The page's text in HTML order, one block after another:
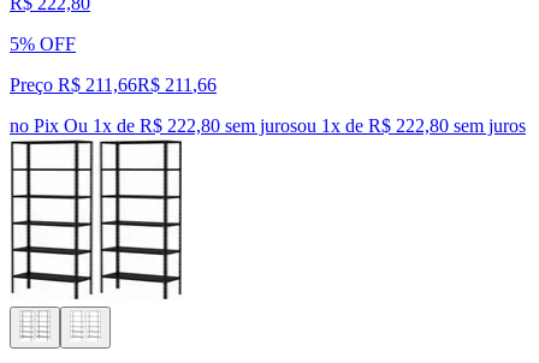
5% OFF
Preço R$ 211,66R$ 211 ,66
no Pix Ou 1x de R$ 222,80 sem jurosou 1x de R$ 222,80 sem juros